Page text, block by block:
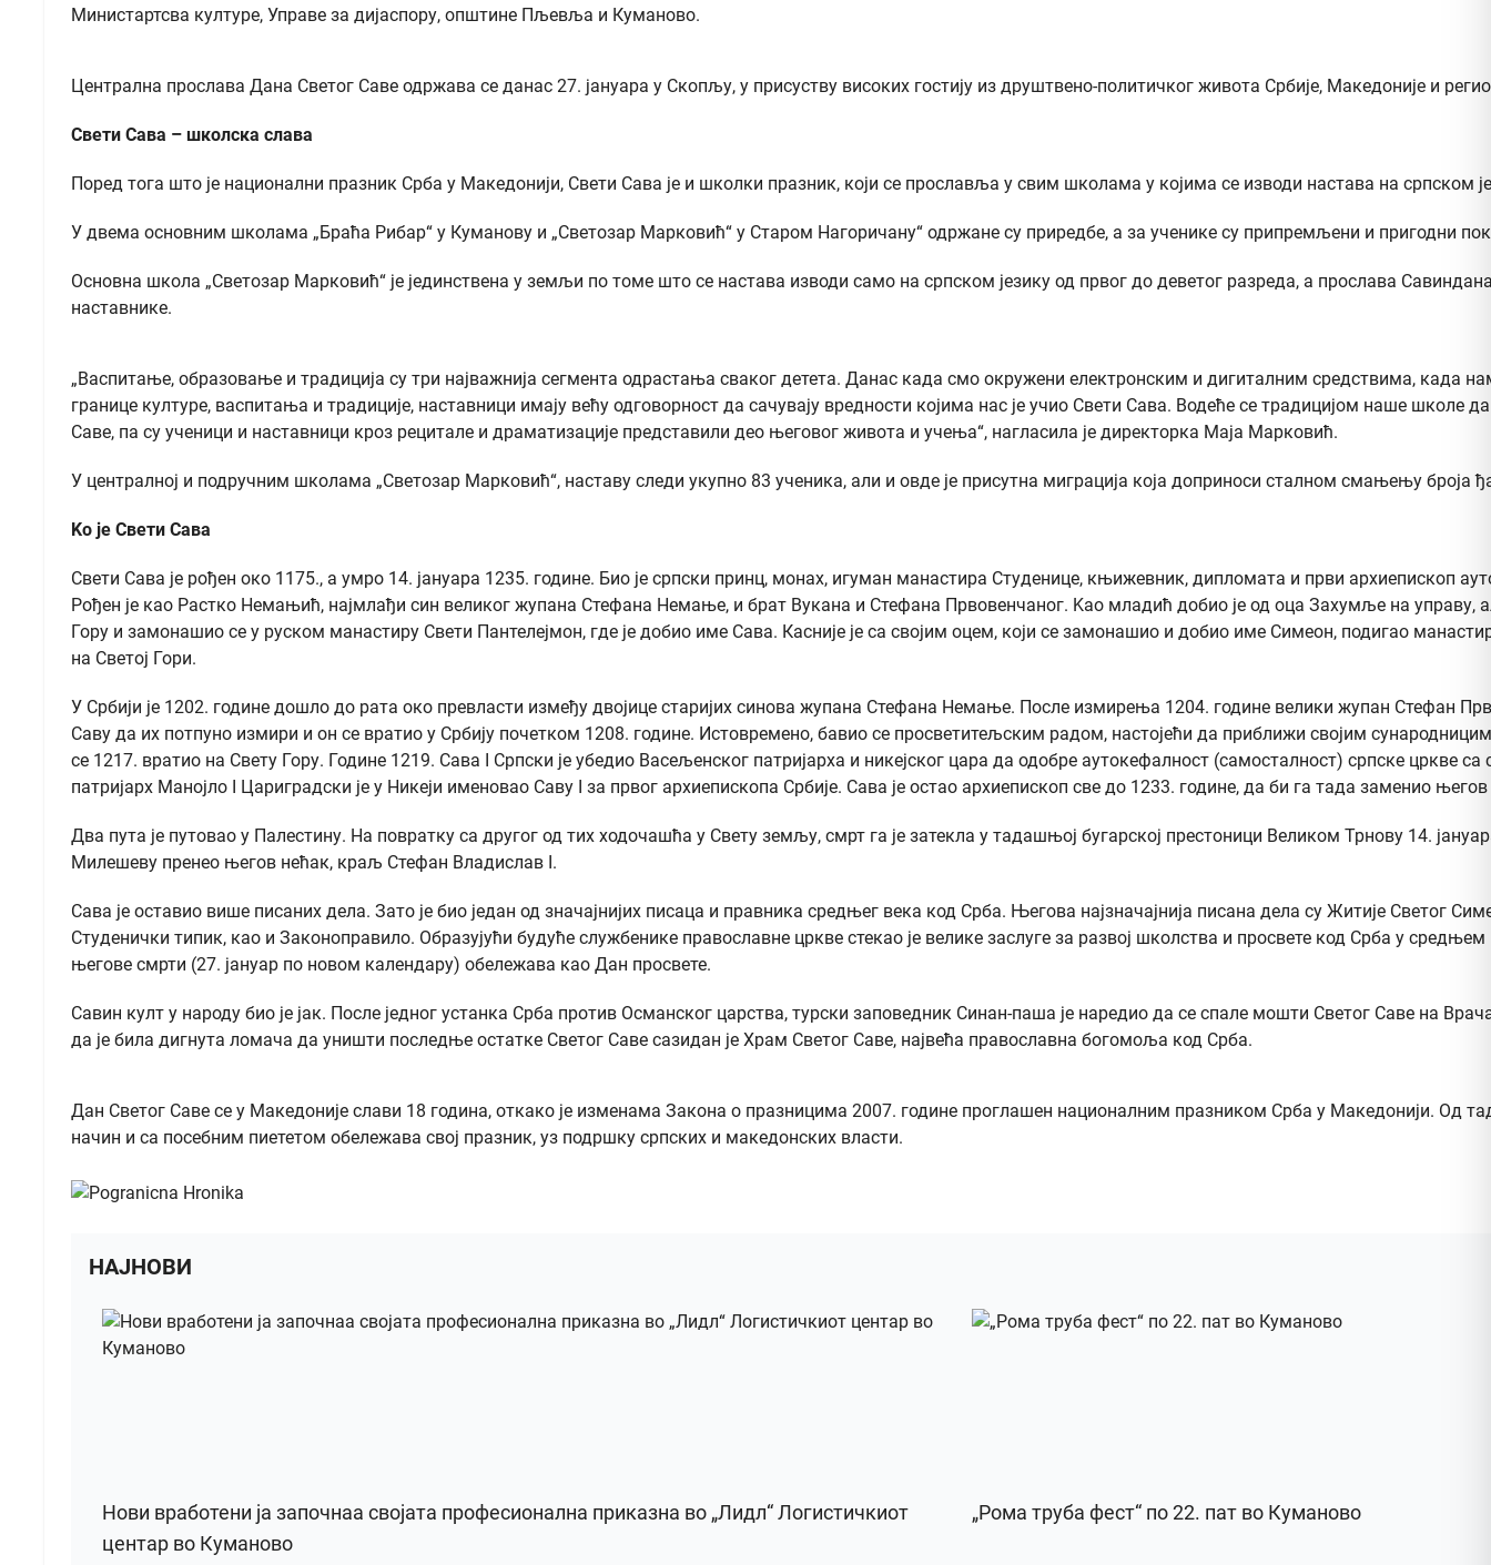
Министартсва културе, Управе за дијаспору, општине Пљевља и Куманово.
Централна прослава Дана Светог Саве одржава се данас 27. јануара у Скопљу, у присуству високих гостију из друштвено-политичког живота Србије, Македоније и
Свети Сава – школска слава
Поред тога што је национални празник Срба у Македонији, Свети Сава је и школки празник, који се прославља у свим школама у којима се изводи настава на српском
У двема основним школама „Браћа Рибар“ у Куманову и „Светозар Марковић“ у Старом Нагоричану“ одржане су приредбе, а за ученике су припремљени и пригодни
Основна школа „Светозар Марковић“ је јединствена у земљи по томе што се настава изводи само на српском језику од првог до деветог разреда, а прослава
наставнике.
„Васпитање, образовање и традиција су три најважнија сегмента одрастања сваког детета. Данас када смо окружени електронским и дигиталним средствима, када
границе културе, васпитања и традиције, наставници имају већу одговорност да сачувају вредности којима нас је учио Свети Сава. Водеће се традицијом наше школе
Саве, па су ученици и наставници кроз рецитале и драматизације представили део његовог живота и учења“, нагласила је директорка Маја Марковић.
У централној и подручним школама „Светозар Марковић“, наставу следи укупно 83 ученика, али и овде је присутна миграција која доприноси сталном смањењу броја
Ko je Свети Сава
Свети Сава је рођен око 1175., а умро 14. јануара 1235. године. Био је српски принц, монах, игуман манастира Студенице, књижевник, дипломата и први архиепископ
Рођен је као Растко Немањић, најмлађи син великог жупана Стефана Немање, и брат Вукана и Стефана Првовенчаног. Kao младић добио је од оца Захумље на управу,
Гору и замонашио се у руском манастиру Свети Пантелејмон, где је добио име Сава. Касније је са својим оцем, који се замонашио и добио име Симеон, подигао
на Светој Гори.
У Србији је 1202. године дошло до рата око превласти између двојице старијих синова жупана Стефана Немање. После измирења 1204. године велики жупан Стефан
Саву да их потпуно измири и он се вратио у Србију почетком 1208. године. Истовремено, бавио се просветитељским радом, настојећи да приближи својим
се 1217. вратио на Свету Гору. Године 1219. Сава I Српски је убедио Васељенског патријарха и никејског цара да одобре аутокефалност (самосталност) српске цркве
патријарх Манојло I Цариградски је у Никеји именовао Саву I за првог архиепископа Србије. Сава је остао архиепископ све до 1233. године, да би га тада заменио
Два пута је путовао у Палестину. На повратку са другог од тих ходочашћа у Свету земљу, смрт га је затекла у тадашњој бугарској престоници Великом Трнову 14.
Милешеву пренео његов нећак, краљ Стефан Владислав I.
Сава је оставио више писаних дела. Зато је био један од значајнијих писаца и правника средњег века код Срба. Његова најзначајнија писана дела су Житије Светог
Студенички типик, као и Законоправило. Образујући будуће службенике православне цркве стекао је велике заслуге за развој школства и просвете код Срба у
његове смрти (27. јануар по новом календару) обележава као Дан просвете.
Савин култ у народу био је јак. После једног устанка Срба против Османског царства, турски заповедник Синан-паша је наредио да се спале мошти Светог Саве на
да је била дигнута ломача да уништи последње остатке Светог Саве сазидан је Храм Светог Саве, највећа православна богомоља код Срба.
Дан Светог Саве се у Македоније слави 18 година, откако је изменама Закона о празницима 2007. године проглашен националним празником Срба у Македонији. Од
начин и са посебним пиететом обележава свој празник, уз подршку српских и македонских власти.
НАЈНОВИ
Нови вработени ја започнаа својата професионална приказна во „Лидл“ Логистичкиот
центар во Куманово
„Рома труба фест“ по 22. пат во Куманово